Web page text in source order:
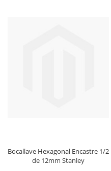
Bocallave Hexagonal Encastre 1/2
de 12mm Stanley